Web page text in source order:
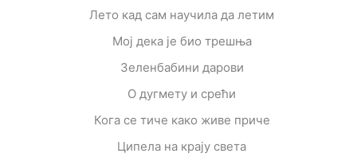
Лето кад сам научила да летим
Мој дека је био трешња
Зеленбабини дарови
О дугмету и срећи
Кога се тиче како живе приче
Ципела на крају света